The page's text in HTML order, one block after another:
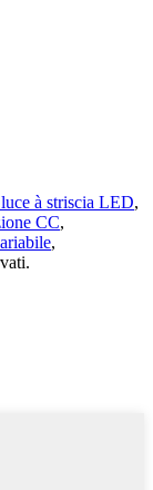
à striscia LED,
CC,
,